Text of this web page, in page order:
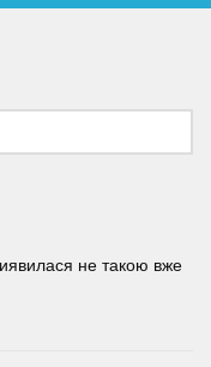
не такою вже